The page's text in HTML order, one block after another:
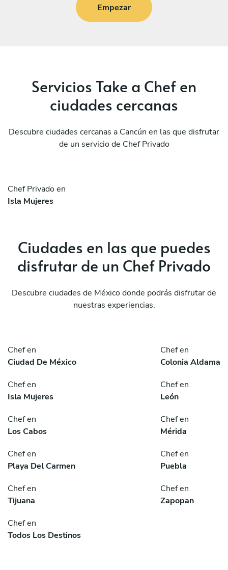
Empezar
Servicios Take a Chef en
ciudades cercanas
Descubre ciudades cercanas a Cancún en las que disfrutar
de un servicio de Chef Privado
Chef Privado en
Isla Mujeres
Ciudades en las que puedes
disfrutar de un Chef Privado
Descubre ciudades de México donde podrás disfrutar de
nuestras experiencias.
Chef en
Ciudad De México
Chef en
Colonia Aldama
Chef en
Isla Mujeres
Chef en
León
Chef en
Los Cabos
Chef en
Mérida
Chef en
Playa Del Carmen
Chef en
Puebla
Chef en
Tijuana
Chef en
Zapopan
Chef en
Todos Los Destinos